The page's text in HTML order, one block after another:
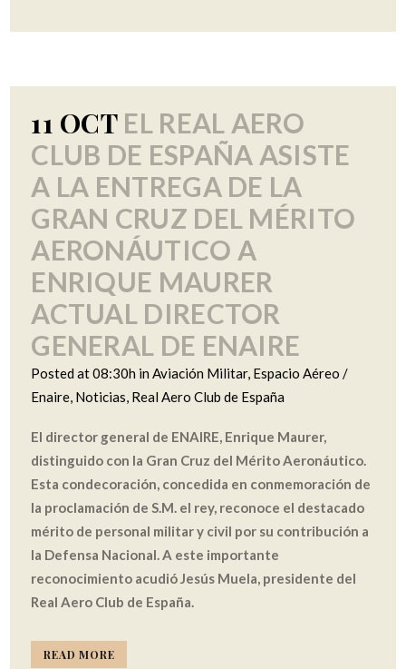
11 OCT EL REAL AERO
CLUB DE ESPAÑA ASISTE
A LA ENTREGA DE LA
GRAN CRUZ DEL MÉRITO
AERONÁUTICO A
ENRIQUE MAURER
ACTUAL DIRECTOR
GENERAL DE ENAIRE
Posted at 08:30h inAviación Militar, Espacio Aéreo /
Enaire, Noticias, Real Aero Club de España
El director general de ENAIRE, Enrique Maurer,
distinguido con la Gran Cruz del Mérito Aeronáutico.
Esta condecoración, concedida en conmemoración de
la proclamación de S.M. el rey, reconoce el destacado
mérito de personal militar y civil por su contribución a
la Defensa Nacional. A este importante
reconocimiento acudió Jesús Muela, presidente del
Real Aero Club de España.
READ MORE